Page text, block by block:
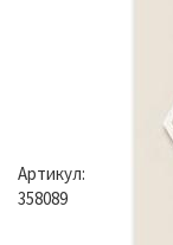
Артикул:
358089